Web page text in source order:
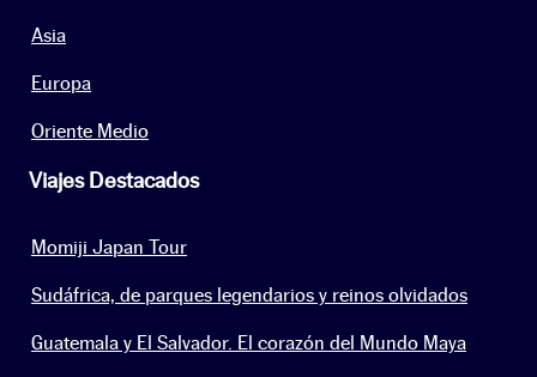
Asia
Europa
Oriente Medio
Viajes Destacados
Momiji Japan Tour
Sudáfrica, de parques legendarios y reinos olvidados
Guatemala y El Salvador. El corazón del Mundo Maya